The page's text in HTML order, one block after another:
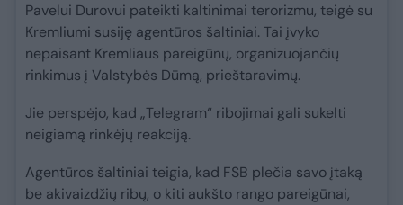
Pavelui Durovui pateikti kaltinimai terorizmu, teigė su
Kremliumi susiję agentūros šaltiniai. Tai įvyko
nepaisant Kremliaus pareigūnų, organizuojančių
rinkimus į Valstybės Dūmą, prieštaravimų.
Jie perspėjo, kad „Telegram“ ribojimai gali sukelti
neigiamą rinkėjų reakciją.
Agentūros šaltiniai teigia, kad FSB plečia savo įtaką
be akivaizdžių ribų, o kiti aukšto rango pareigūnai,